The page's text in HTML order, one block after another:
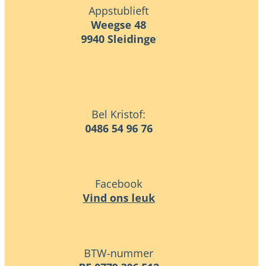
Appstublieft
Weegse 48
9940 Sleidinge
Bel Kristof:
0486 54 96 76
Facebook
Vind ons leuk
BTW-nummer